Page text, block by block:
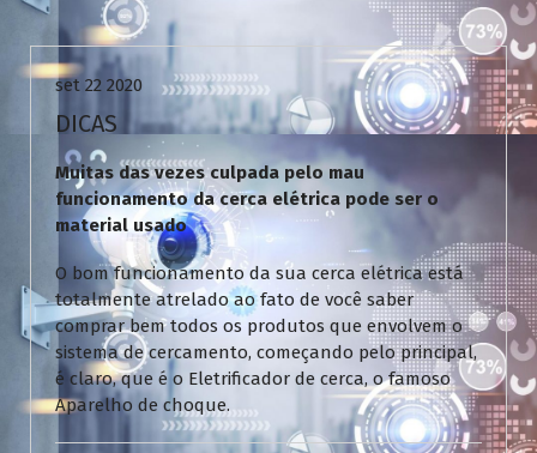
Uncategorized
set 22 2020
DICAS
Muitas das vezes culpada pelo mau
funcionamento da cerca elétrica pode ser o
material usado
O bom funcionamento da sua cerca elétrica está
totalmente atrelado ao fato de você saber
comprar bem todos os produtos que envolvem o
sistema de cercamento, começando pelo principal,
é claro, que é o Eletrificador de cerca, o famoso
Aparelho de choque.